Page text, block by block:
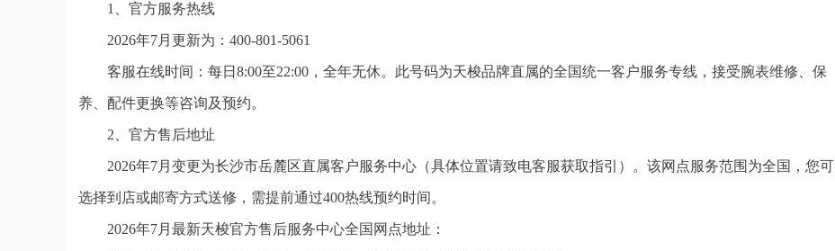
1、官方服务热线
2026年7月更新为：400-801-5061
客服在线时间：每日8:00至22:00，全年无休。此号码为天梭品牌直属的全国统一客户服务专线，接受腕表维修、保
养、配件更换等咨询及预约。
2、官方售后地址
2026年7月变更为长沙市岳麓区直属客户服务中心（具体位置请致电客服获取指引）。该网点服务范围为全国，您可
选择到店或邮寄方式送修，需提前通过400热线预约时间。
2026年7月最新天梭官方售后服务中心全国网点地址：